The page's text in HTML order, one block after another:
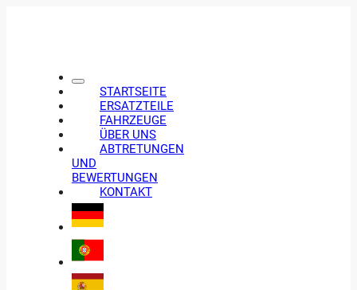
STARTSEITE
ERSATZTEILE
FAHRZEUGE
ÜBER UNS
ABTRETUNGEN
UND
BEWERTUNGEN
KONTAKT